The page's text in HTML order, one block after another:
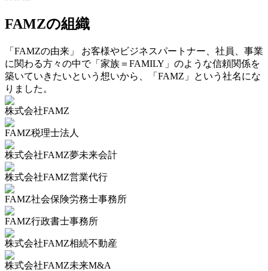
FAMZの組織
「FAMZの由来」 お客様やビジネスパートナー、社員、事業
に関わる方々の中で「家族＝FAMILY」のような信頼関係を
築いていきたいという想いから、「FAMZ」という社名にな
りました。
株式会社FAMZ
FAMZ税理士法人
株式会社FAMZ夢未来会計
株式会社FAMZ営業代行
FAMZ社会保険労務士事務所
FAMZ行政書士事務所
株式会社FAMZ相続不動産
株式会社FAMZ未来M&A